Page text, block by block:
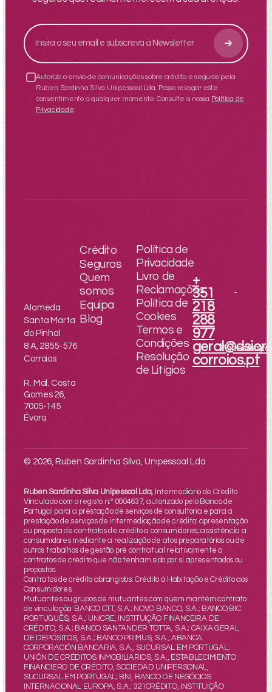
Autorizo o envio de comunicações sobre crédito e seguros pela
Ruben Sardinha Silva Unipessoal Lda. Posso revogar este
consentimento a qualquer momento. Consulte a nossa Política de
Privacidade.
Alameda
Santa Marta
do Pinhal
8 A, 2855-576
Corroios
R. Mal. Costa
Gomes 26,
7005-145
Évora
Crédito
Seguros
Quem
somos
Equipa
Blog
Política de
Privacidade
Livro de
Reclamações
Política de
Cookies
Termos e
Condições
Resolução
de Litígios
+
351
218
288
977
corroios.pt
Facebook
-
© 2026, Ruben Sardinha Silva, Unipessoal Lda
Ruben Sardinha Silva Unipessoal Lda, Intermediário de Crédito
Vinculado com o registo n.º 0004637, autorizado pelo Banco de
Portugal para a prestação de serviços de consultoria e para a
prestação de serviços de intermediação de crédito: apresentação
ou proposta de contratos de crédito a consumidores; assistência a
consumidores mediante a realização de atos preparatórios ou de
outros trabalhos de gestão pré contratual relativamente a
contratos de crédito que não tenham sido por si apresentados ou
propostos.
Contratos de crédito abrangidos: Crédito à Habitação e Crédito aos
Consumidores.
Mutuantes ou grupos de mutuantes com quem mantém contrato
de vinculação: BANCO CTT, S.A.; NOVO BANCO, S.A.; BANCO BIC
PORTUGUÊS, S.A.; UNICRE, INSTITUIÇÃO FINANCEIRA DE
CRÉDITO, S.A.; BANCO SANTANDER TOTTA, S.A.; CAIXA GERAL
DE DEPÓSITOS, S.A.; BANCO PRIMUS, S.A.; ABANCA
CORPORACIÓN BANCARIA, S.A., SUCURSAL EM PORTUGAL;
UNIÓN DE CRÉDITOS INMOBILIARIOS, S.A., ESTABLECIMIENTO
FINANCIERO DE CRÉDITO, SOCIEDAD UNIPERSONAL,
SUCURSAL EM PORTUGAL; BNI, BANCO DE NEGÓCIOS
INTERNACIONAL EUROPA, S.A.; 321CRÉDITO, INSTITUIÇÃO